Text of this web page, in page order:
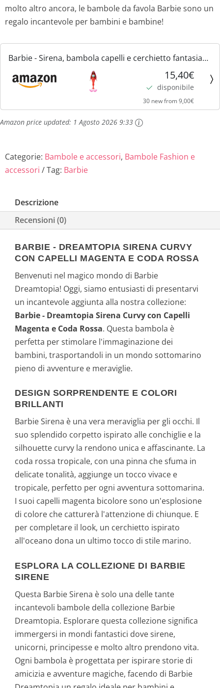
molto altro ancora, le bambole da favola Barbie sono un
regalo incantevole per bambini e bambine!
Barbie - Sirena, bambola capelli e cerchietto fantasia
magenta, silhouette curvy con corpetto ispirato alle
conchiglie e coda rossa tropicale, giocattolo per...
15,40€
disponibile
30 new from 9,00€
Amazon price updated: 1 Agosto 2026 9:33
Categorie: Bambole e accessori, Bambole Fashion e
accessori
Tag: Barbie
Descrizione
Recensioni (0)
BARBIE - DREAMTOPIA SIRENA CURVY
CON CAPELLI MAGENTA E CODA ROSSA
Benvenuti nel magico mondo di Barbie
Dreamtopia! Oggi, siamo entusiasti di presentarvi
un incantevole aggiunta alla nostra collezione:
Barbie - Dreamtopia Sirena Curvy con Capelli
Magenta e Coda Rossa. Questa bambola è
perfetta per stimolare l'immaginazione dei
bambini, trasportandoli in un mondo sottomarino
pieno di avventure e meraviglie.
DESIGN SORPRENDENTE E COLORI
BRILLANTI
Barbie Sirena è una vera meraviglia per gli occhi. Il
suo splendido corpetto ispirato alle conchiglie e la
silhouette curvy la rendono unica e affascinante. La
coda rossa tropicale, con una pinna che sfuma in
delicate tonalità, aggiunge un tocco vivace e
tropicale, perfetto per ogni avventura sottomarina.
I suoi capelli magenta bicolore sono un'esplosione
di colore che catturerà l'attenzione di chiunque. E
per completare il look, un cerchietto ispirato
all'oceano dona un ultimo tocco di stile marino.
ESPLORA LA COLLEZIONE DI BARBIE
SIRENE
Questa Barbie Sirena è solo una delle tante
incantevoli bambole della collezione Barbie
Dreamtopia. Esplorare questa collezione significa
immergersi in mondi fantastici dove sirene,
unicorni, principesse e molto altro prendono vita.
Ogni bambola è progettata per ispirare storie di
amicizia e avventure magiche, facendo di Barbie